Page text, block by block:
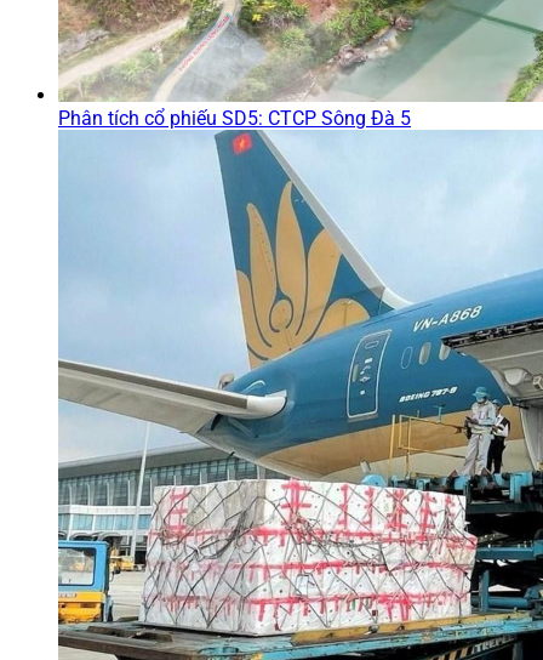
Phân tích cổ phiếu SD5: CTCP Sông Đà 5